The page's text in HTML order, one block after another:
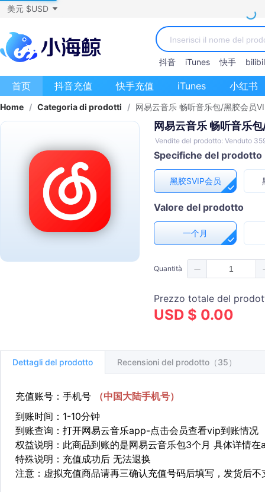
美元 $USD
抖音 iTunes 快手
首页 抖音充值 快手充值 iTunes 小红书
Home / Categoria di prodotti / 网易云音乐 畅听音乐包/黑胶会员
网易云音乐 畅听音乐
Vendite del prodotto: Venduto
Specifiche del prodotto
黑胶SVIP会员
Valore del prodotto
一个月
Quantità
Prezzo totale del
USD $ 0.00
Dettagli del prodotto Recensioni del prodotto（35）
充值账号：手机号 （中国大陆手机号）
到账时间：1-10分钟
到账查询：打开网易云音乐app-点击会员查看vip到账情况
权益说明：此商品到账的是网易云音乐包3个月 具体详情
特殊说明：充值成功后 无法退换
注意：虚拟充值商品请再三确认充值号码后填写，发货后